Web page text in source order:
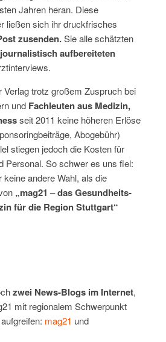
Jahren heran. Diese
ließen sich ihr druckfrisches
zusenden.Sie alle schätzten
aufbereiteten
Verlag trotz großem Zuspruch bei
und Fachleuten aus Medizin,
seit 2011 keine höheren Erlöse
Abogebühr)
stiegen jedoch die Kosten für
Personal. So schwer es uns fiel:
keine andere Wahl, als die
„mag21 – das Gesundheits-
für die Region Stuttgart“
zwei News-Blogs im Internet,
mit regionalem Schwerpunkt
mag21 und